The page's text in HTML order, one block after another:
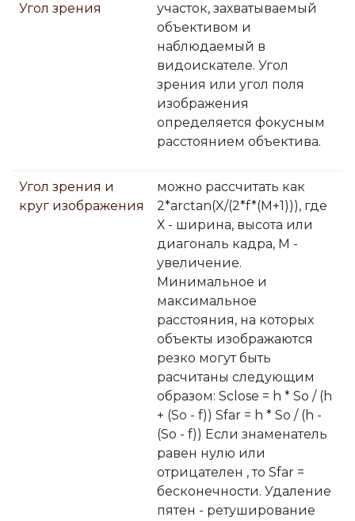
Угол зрения
участок, захватываемый
объективом и
наблюдаемый в
видоискателе. Угол
зрения или угол поля
изображения
определяется фокусным
расстоянием объектива.
Угол зрения и
круг изображения
можно рассчитать как
2*arctan(X/(2*f*(M+1))), где
Х - ширина, высота или
диагональ кадра, М -
увеличение.
Минимальное и
максимальное
расстояния, на которых
объекты изображаются
резко могут быть
расчитаны следующим
образом: Sclose = h * So / (h
+ (So - f)) Sfar = h * So / (h -
(So - f)) Если знаменатель
равен нулю или
отрицателен , то Sfar =
бесконечности. Удаление
пятен - ретуширование